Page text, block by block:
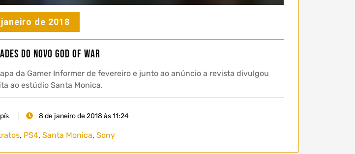
de 2018
do novo God of War
da Gamer Informer de fevereiro e junto ao anúncio a revista divulgou
ao estúdio Santa Monica.
8 de janeiro de 2018 às 11:24
, PS4, Santa Monica, Sony